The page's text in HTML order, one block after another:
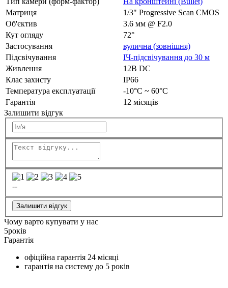
Матриця
1/3" Progressive Scan CMOS
Об'єктив
3.6 мм @ F2.0
Кут огляду
72°
Застосування
вулична (зовнішня)
Підсвічування
ІЧ-підсвічування до 30 м
Живлення
12В DC
Клас захисту
IP66
Температура експлуатації
-10°C ~ 60°C
Гарантія
12 місяців
Залишити відгук
--
Залишити відгук
Чому варто купувати у нас
5років
Гарантія
офіційна гарантія 24 місяці
гарантія на систему до 5 років